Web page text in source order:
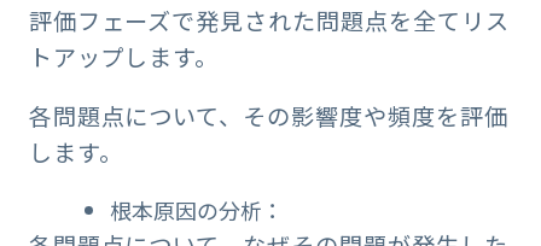
評価フェーズで発見された問題点を全てリス
トアップします。
各問題点について、その影響度や頻度を評価
します。
根本原因の分析：